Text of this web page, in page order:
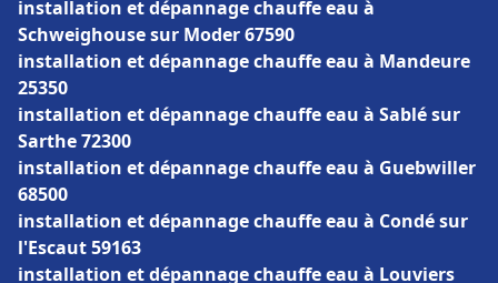
installation et dépannage chauffe eau à
Schweighouse sur Moder 67590
installation et dépannage chauffe eau à Mandeure
25350
installation et dépannage chauffe eau à Sablé sur
Sarthe 72300
installation et dépannage chauffe eau à Guebwiller
68500
installation et dépannage chauffe eau à Condé sur
l'Escaut 59163
installation et dépannage chauffe eau à Louviers